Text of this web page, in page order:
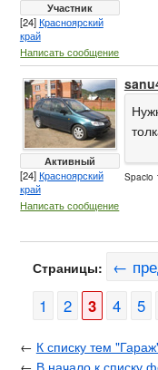
Участник
[24]Красноярский
край
Написать сообщение
Активный
[24]Красноярский
край
Написать сообщение
Spacio
Страницы: ←
1
2 3 4 5
← К списку тем
← В начало к списку